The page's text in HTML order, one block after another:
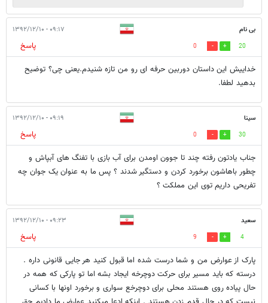
بی نام ۰۹:۱۷ - ۱۳۹۲/۱۲/۱۰
20
0
پاسخ
خداییش این داستان دوربین حرفه ای رو من تازه شنیدم.یعنی چی؟ توضیح
بدهید لطفا.
سینا ۰۹:۱۹ - ۱۳۹۲/۱۲/۱۰
30
0
پاسخ
جناب یادتون رفته چند تا جوون اومدن برای آب بازی با تفنگ های آبپاش و
چطور باهاشون برخورد کردن و دستگیر شدند ؟ پس ما به عنوان یک جوان چه
تفریحی داریم توی این مملکت ؟
سعید ۰۹:۲۳ - ۱۳۹۲/۱۲/۱۰
4
9
پاسخ
پارک از عوارض من و شما درست شده اما قبول کنید هر جایی قانونی داره .
درسته که باید مسیر برای حرکت دوچرخه ایجاد بشه اما تو پارکی که همه در
حال پیاده روی هستند محلی برای دوچرخع سواری و برخورد اونها با کسانی